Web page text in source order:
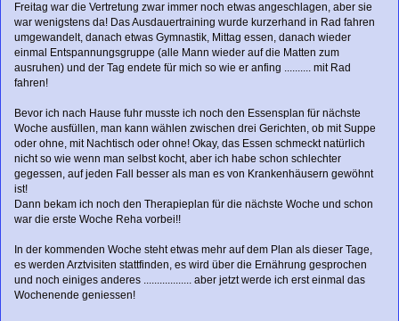
Freitag war die Vertretung zwar immer noch etwas angeschlagen, aber sie
war wenigstens da! Das Ausdauertraining wurde kurzerhand in Rad fahren
umgewandelt, danach etwas Gymnastik, Mittag essen, danach wieder
einmal Entspannungsgruppe (alle Mann wieder auf die Matten zum
ausruhen) und der Tag endete für mich so wie er anfing .......... mit Rad
fahren!
Bevor ich nach Hause fuhr musste ich noch den Essensplan für nächste
Woche ausfüllen, man kann wählen zwischen drei Gerichten, ob mit Suppe
oder ohne, mit Nachtisch oder ohne! Okay, das Essen schmeckt natürlich
nicht so wie wenn man selbst kocht, aber ich habe schon schlechter
gegessen, auf jeden Fall besser als man es von Krankenhäusern gewöhnt
ist!
Dann bekam ich noch den Therapieplan für die nächste Woche und schon
war die erste Woche Reha vorbei!!
In der kommenden Woche steht etwas mehr auf dem Plan als dieser Tage,
es werden Arztvisiten stattfinden, es wird über die Ernährung gesprochen
und noch einiges anderes .................. aber jetzt werde ich erst einmal das
Wochenende geniessen!